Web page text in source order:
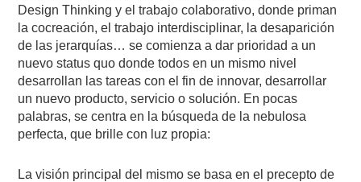
Design Thinking y el trabajo colaborativo, donde priman
la cocreación, el trabajo interdisciplinar, la desaparición
de las jerarquías… se comienza a dar prioridad a un
nuevo status quo donde todos en un mismo nivel
desarrollan las tareas con el fin de innovar, desarrollar
un nuevo producto, servicio o solución. En pocas
palabras, se centra en la búsqueda de la nebulosa
perfecta, que brille con luz propia:
La visión principal del mismo se basa en el precepto de